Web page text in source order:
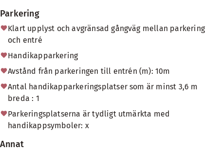
Parkering
Klart upplyst och avgränsad gångväg mellan parkering
och entré
Handikapparkering
Avstånd från parkeringen till entrén (m): 10m
Antal handikapparkeringsplatser som är minst 3,6 m
breda : 1
Parkeringsplatserna är tydligt utmärkta med
handikappsymboler: x
Annat